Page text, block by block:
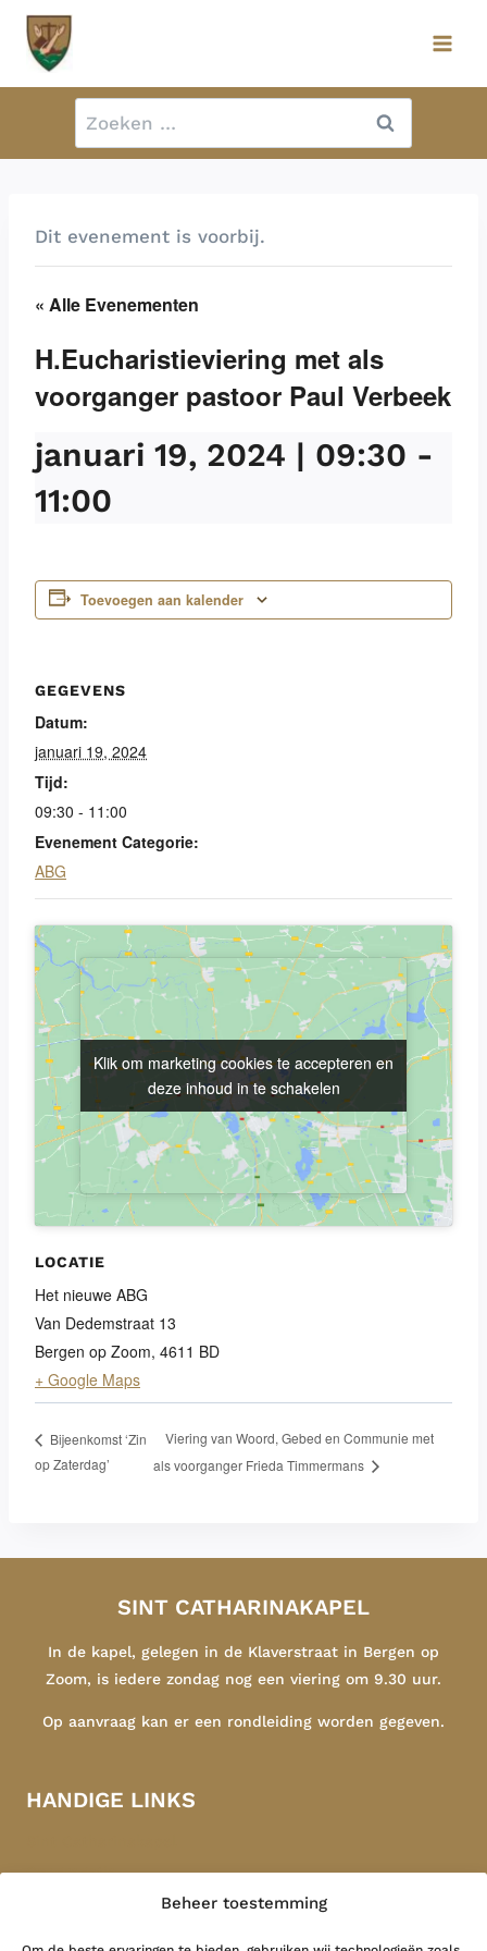
Beheer toestemming
Doorgaan
naar
Zoeken
naar:
Dit evenement is voorbij.
« Alle Evenementen
H.Eucharistieviering met als
voorganger pastoor Paul Verbeek
januari 19, 2024 | 09:30 -
11:00
Toevoegen aan kalender
GEGEVENS
Datum:
januari 19, 2024
Tijd:
09:30 - 11:00
Evenement Categorie:
ABG
LOCATIE
Het nieuwe ABG
Van Dedemstraat 13
Bergen op Zoom, 4611 BD
+ Google Maps
Klik om marketing cookies te accepteren en
deze inhoud in te schakelen
Klik om marketing cookies te accepteren en
deze inhoud in te schakelen
Bijeenkomst ‘Zin
op Zaterdag’
Viering van Woord, Gebed en Communie met
als voorganger Frieda Timmermans
SINT CATHARINAKAPEL
In de kapel, gelegen in de Klaverstraat in Bergen op
Zoom, is iedere zondag nog een viering om 9.30 uur.
Op aanvraag kan er een rondleiding worden gegeven.
HANDIGE LINKS
Congregatie